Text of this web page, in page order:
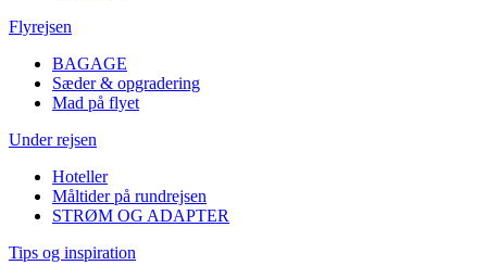
Flyrejsen
BAGAGE
Sæder & opgradering
Mad på flyet
Under rejsen
Hoteller
Måltider på rundrejsen
STRØM OG ADAPTER
Tips og inspiration